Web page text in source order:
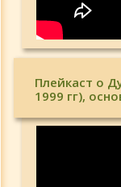
Плейкаст о
1999 гг),